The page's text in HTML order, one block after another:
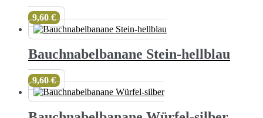
9,60€
Bauchnabelbanane Stein-hellblau
9,60€